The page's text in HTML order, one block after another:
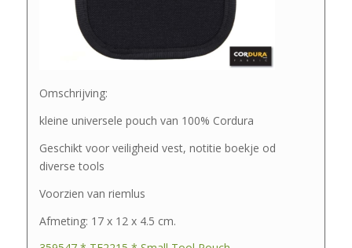
Omschrijving:
kleine universele pouch van 100% Cordura
Geschikt voor veiligheid vest, notitie boekje od
diverse tools
Voorzien van riemlus
Afmeting: 17 x 12 x 4.5 cm.